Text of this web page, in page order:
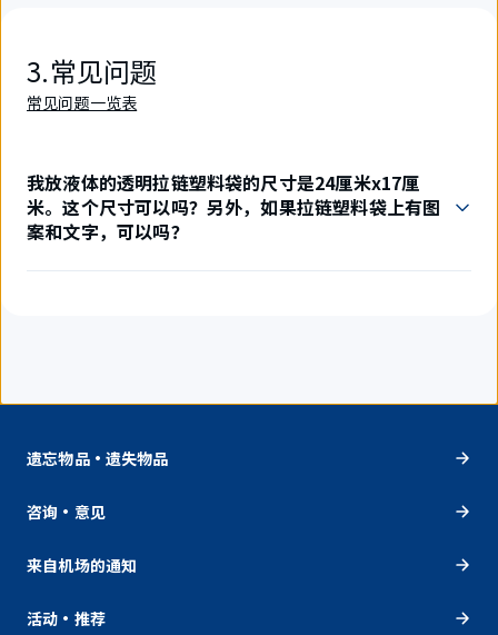
3.常见问题
常见问题一览表
我放液体的透明拉链塑料袋的尺寸是24厘米x17厘
米。这个尺寸可以吗？另外，如果拉链塑料袋上有图
案和文字，可以吗？
遗忘物品・遗失物品
咨询・意见
来自机场的通知
活动・推荐